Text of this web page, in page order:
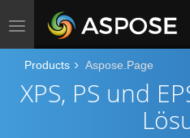
Toggle
navigation
Products Aspose.Page
XPS, PS und